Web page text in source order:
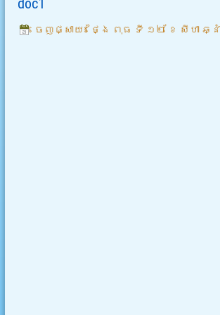
doc1
ចេញផ្សាយ៖ ថ្ងៃ ពុធ ទី ១២ ខែ សីហា ឆ្